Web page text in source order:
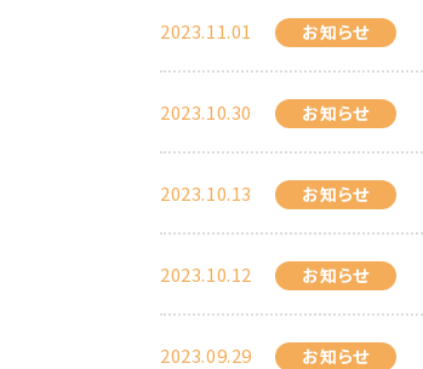
2023.11.01 お知らせ
2023.10.30 お知らせ
2023.10.13 お知らせ
2023.10.12 お知らせ
2023.09.29 お知らせ